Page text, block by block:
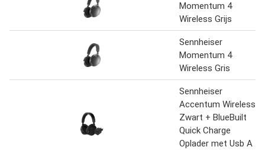
Momentum 4
Wireless Grijs
Sennheiser
Momentum 4
Wireless Gris
Sennheiser
Accentum Wireless
Zwart + BlueBuilt
Quick Charge
Oplader met Usb A